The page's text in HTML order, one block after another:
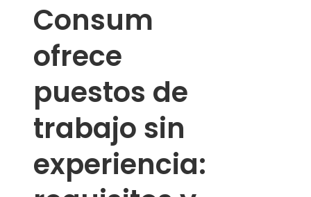
Consum
ofrece
puestos de
trabajo sin
experiencia: